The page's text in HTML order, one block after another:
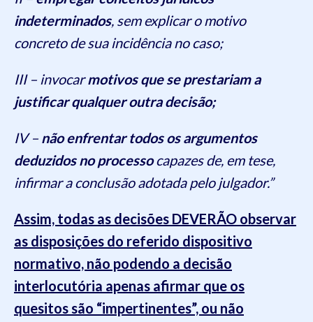
indeterminados, sem explicar o motivo
concreto de sua incidência no caso;
III – invocarmotivos que se prestariam a
justificar qualquer outra decisão;
IV – não enfrentar todos os argumentos
deduzidos no processocapazes de, em tese,
infirmar a conclusão adotada pelo julgador.”
Assim, todas as decisões DEVERÃO observar
as disposições do referido dispositivo
normativo, não podendo a decisão
interlocutória apenas afirmar que os
quesitos são “impertinentes”, ou não